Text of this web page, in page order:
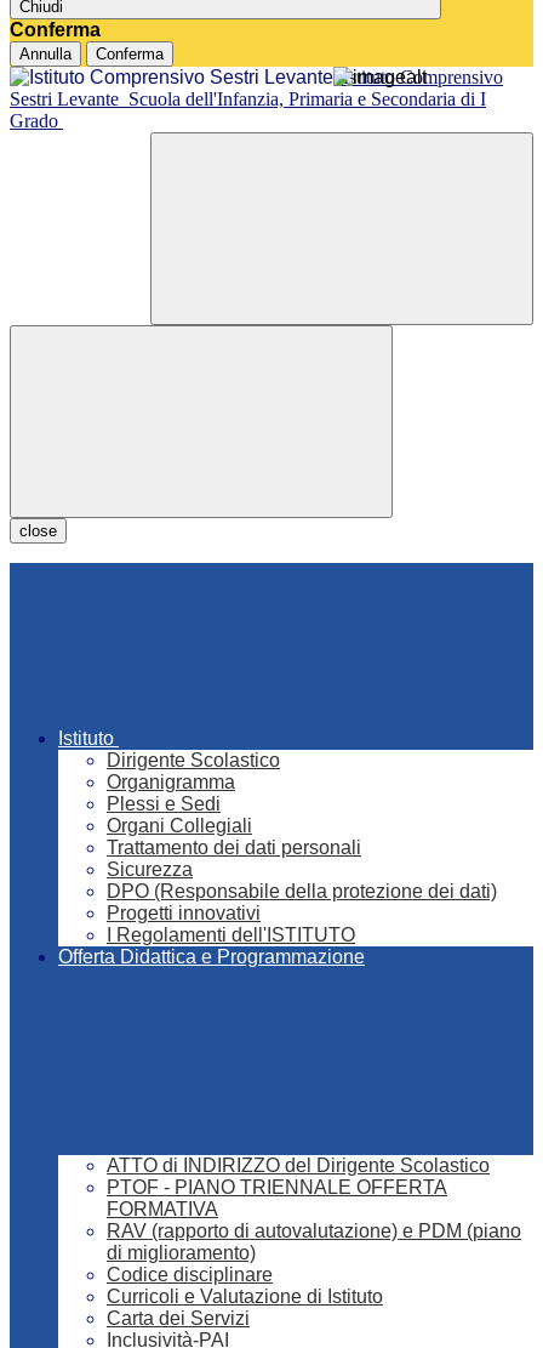
Chiudi
Conferma
Annulla Conferma
Istituto Comprensivo
Sestri Levante Scuola dell'Infanzia, Primaria e Secondaria di I
Grado
close
Istituto
Dirigente Scolastico
Organigramma
Plessi e Sedi
Organi Collegiali
Trattamento dei dati personali
Sicurezza
DPO (Responsabile della protezione dei dati)
Progetti innovativi
I Regolamenti dell'ISTITUTO
Offerta Didattica e Programmazione
ATTO di INDIRIZZO del Dirigente Scolastico
PTOF - PIANO TRIENNALE OFFERTA
FORMATIVA
RAV (rapporto di autovalutazione) e PDM (piano
di miglioramento)
Codice disciplinare
Curricoli e Valutazione di Istituto
Carta dei Servizi
Inclusività-PAI